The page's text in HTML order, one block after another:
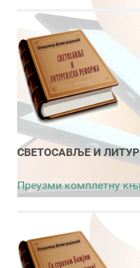
СВЕТОСАВЉЕ И
Преузми комплетну